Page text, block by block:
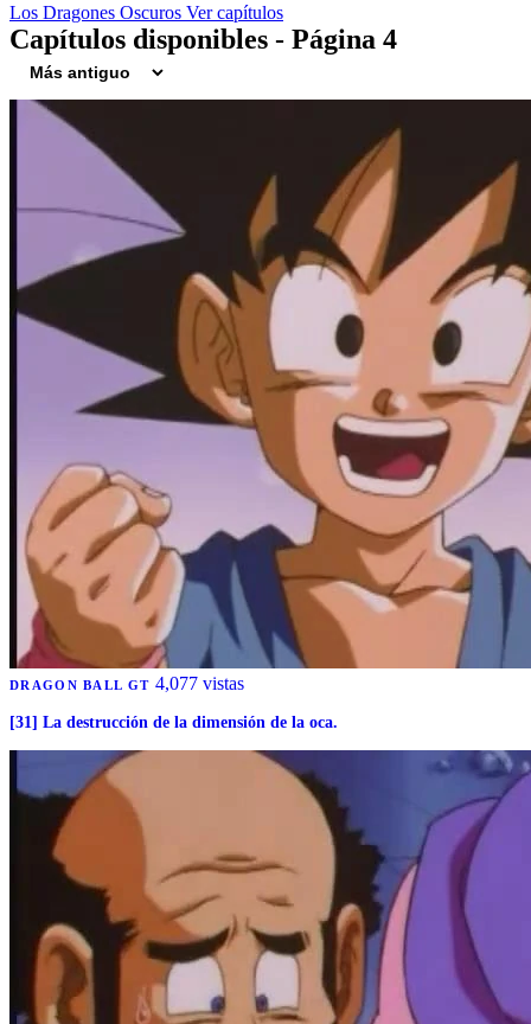
Los Dragones Oscuros Ver capítulos
Capítulos disponibles - Página 4
DRAGON BALL GT 4,077 vistas
[31] La destrucción de la dimensión de la oca.